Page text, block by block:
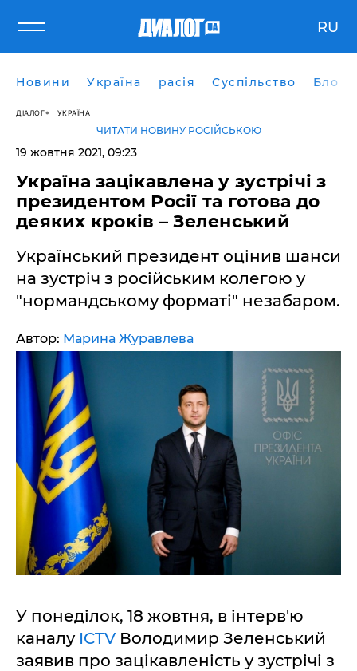
RU
Новини Україна расія Суспільство Блоги
ДІАЛОГ УКРАЇНА
ЧИТАТИ НОВИНУ РОСІЙСЬКОЮ
19 жовтня 2021, 09:23
Україна зацікавлена у зустрічі з
президентом Росії та готова до
деяких кроків – Зеленський
Український президент оцінив шанси
на зустріч з російським колегою у
"нормандському форматі" незабаром.
Автор: Марина Журавлева
У понеділок, 18 жовтня, в інтерв'ю
каналу ICTV Володимир Зеленський
заявив про зацікавленість у зустрічі з